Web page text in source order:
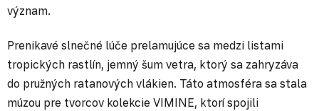
význam.
Prenikavé slnečné lúče prelamujúce sa medzi listami
tropických rastlín, jemný šum vetra, ktorý sa zahryzáva
do pružných ratanových vlákien. Táto atmosféra sa stala
múzou pre tvorcov kolekcie VIMINE, ktorí spojili